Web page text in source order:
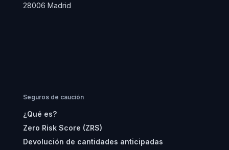
28006 Madrid
Seguros de caución
¿Qué es?
Zero Risk Score (ZRS)
Devolución de cantidades anticipadas